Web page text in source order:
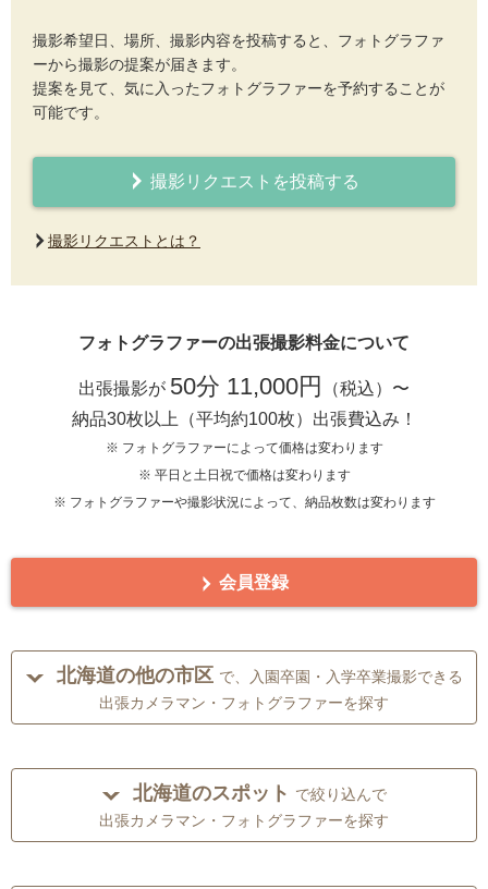
撮影希望日、場所、撮影内容を投稿すると、フォトグラファ
ーから撮影の提案が届きます。
提案を見て、気に入ったフォトグラファーを予約することが
可能です。
撮影リクエストを投稿する
撮影リクエストとは？
フォトグラファーの出張撮影料金について
出張撮影が 50分 11,000円
（税込）〜
納品30枚以上（平均約100枚）出張費込み！
※ フォトグラファーによって価格は変わります
※ 平日と土日祝で価格は変わります
※ フォトグラファーや撮影状況によって、納品枚数は変わります
会員登録
北海道の他の市区 で、入園卒園・入学卒業撮影できる
出張カメラマン・フォトグラファーを探す
北海道のスポット で絞り込んで
出張カメラマン・フォトグラファーを探す